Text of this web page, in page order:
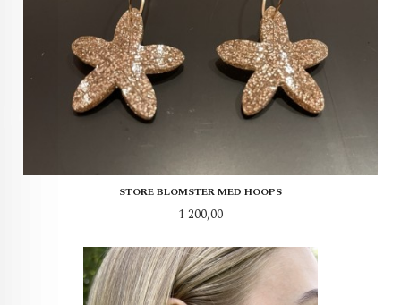
STORE BLOMSTER MED HOOPS
Pris
1 200,00